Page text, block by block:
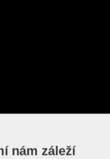
nám záleží